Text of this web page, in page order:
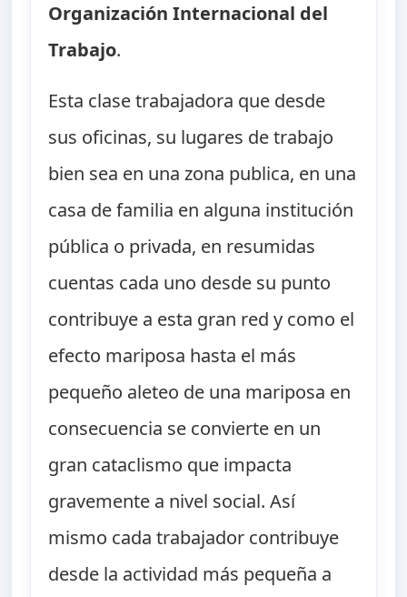
Organización Internacional del
Trabajo.
Esta clase trabajadora que desde
sus oficinas, su lugares de trabajo
bien sea en una zona publica, en una
casa de familia en alguna institución
pública o privada, en resumidas
cuentas cada uno desde su punto
contribuye a esta gran red y como el
efecto mariposa hasta el más
pequeño aleteo de una mariposa en
consecuencia se convierte en un
gran cataclismo que impacta
gravemente a nivel social. Así
mismo cada trabajador contribuye
desde la actividad más pequeña a